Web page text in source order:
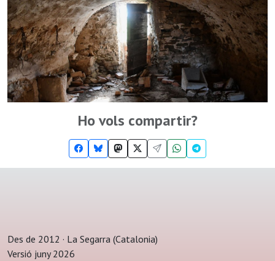
Ho vols compartir?
Des de 2012 · La Segarra (Catalonia)
Versió juny 2026